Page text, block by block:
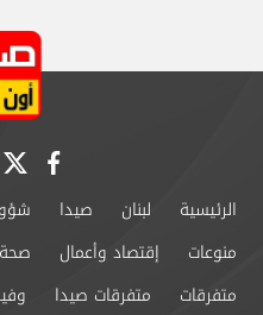
الرئيسية لبنان صيدا
منوعات
إقتصاد وأعمال
متفرقات
متفرقات صيدا